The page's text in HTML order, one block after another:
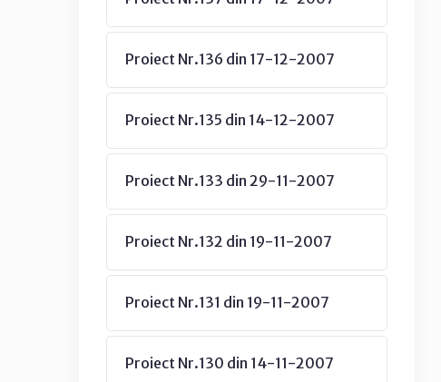
Proiect Nr.136 din 17-12-2007
Proiect Nr.135 din 14-12-2007
Proiect Nr.133 din 29-11-2007
Proiect Nr.132 din 19-11-2007
Proiect Nr.131 din 19-11-2007
Proiect Nr.130 din 14-11-2007